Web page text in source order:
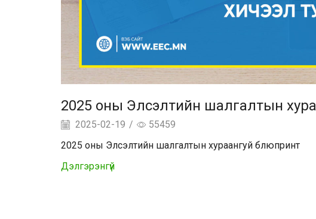
2025 оны Элсэлтийн шалгалтын
2025-02-19 /
55459
2025 оны Элсэлтийн шалгалтын хураангуй блюпринт
Дэлгэрэнгүй